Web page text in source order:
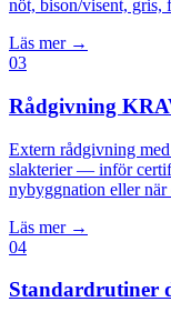
nöt, bison/visent, gris,
Läs mer →
03
Rådgivning
Extern rådgivning
slakterier — inför
nybyggnation eller när
Läs mer →
04
Standardrutiner